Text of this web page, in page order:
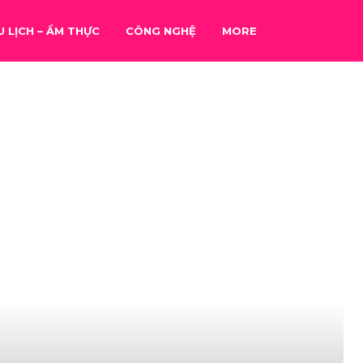
LỊCH – ẨM THỰC CÔNG NGHỆ MORE